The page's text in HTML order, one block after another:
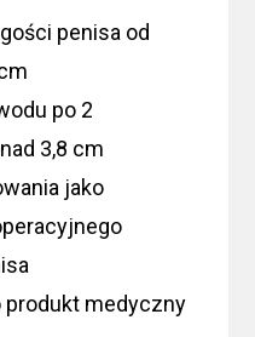
penisa od
po 2
3,8 cm
jako
produkt medyczny